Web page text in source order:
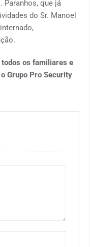
Paranhos, que já
do Sr. Manoel
os familiares e
Grupo Pro Security